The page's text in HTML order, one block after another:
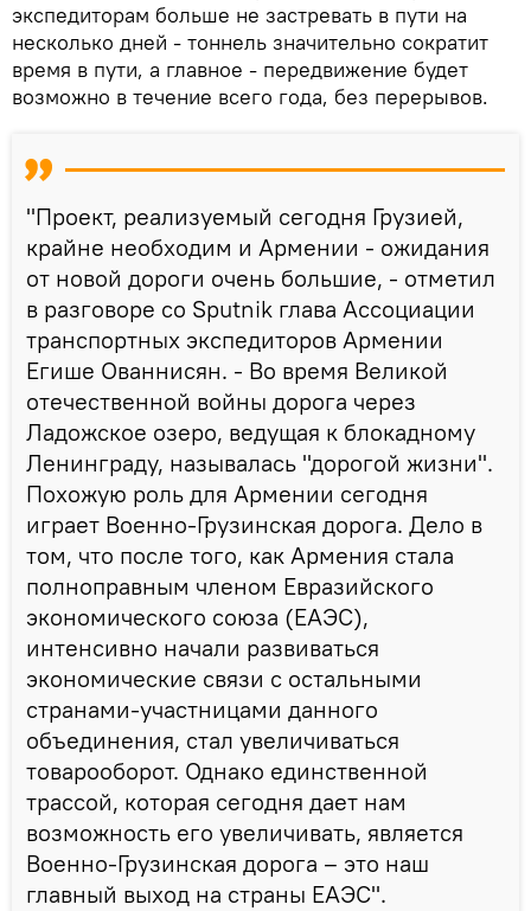
экспедиторам больше не застревать в пути на
несколько дней - тоннель значительно сократит
время в пути, а главное - передвижение будет
возможно в течение всего года, без перерывов.
"Проект, реализуемый сегодня Грузией,
крайне необходим и Армении - ожидания
от новой дороги очень большие, - отметил
в разговоре со Sputnik глава Ассоциации
транспортных экспедиторов Армении
Егише Ованнисян. - Во время Великой
отечественной войны дорога через
Ладожское озеро, ведущая к блокадному
Ленинграду, называлась "дорогой жизни".
Похожую роль для Армении сегодня
играет Военно-Грузинская дорога. Дело в
том, что после того, как Армения стала
полноправным членом Евразийского
экономического союза (ЕАЭС),
интенсивно начали развиваться
экономические связи с остальными
странами-участницами данного
объединения, стал увеличиваться
товарооборот. Однако единственной
трассой, которая сегодня дает нам
возможность его увеличивать, является
Военно-Грузинская дорога – это наш
главный выход на страны ЕАЭС".